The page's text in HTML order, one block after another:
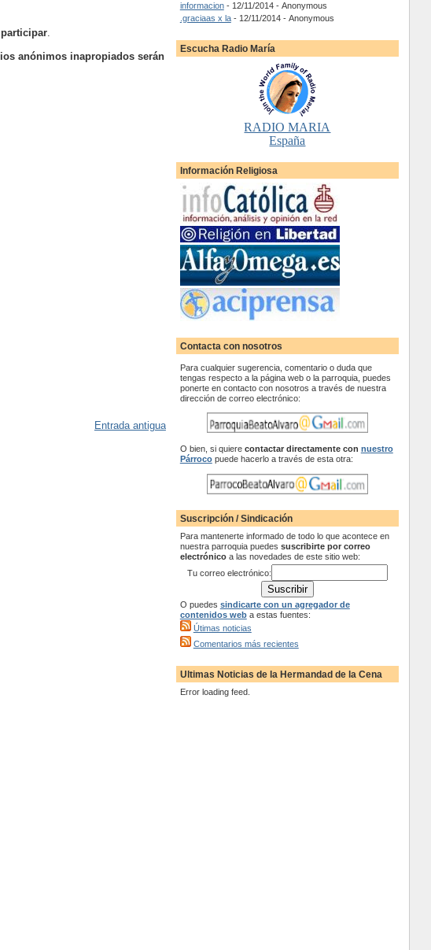
.
anónimos inapropiados serán
Entrada antigua
informacion- 12/11/2014- Anonymous
.graciaas x la- 12/11/2014- Anonymous
Escucha Radio María
RADIO MARIA
España
Información Religiosa
Contacta con nosotros
Para cualquier sugerencia, comentario o duda que
tengas respecto a la página web o la parroquia, puedes
ponerte en contacto con nosotros a través de nuestra
dirección de correo electrónico:
O bien, si quiere contactar directamente con nuestro
Párrocopuede hacerlo a través de esta otra:
Suscripción / Sindicación
Para mantenerte informado de todo lo que acontece en
nuestra parroquia puedes suscribirte por correo
electrónicoa las novedades de este sitio web:
Tu correo electrónico:
O puedes sindicarte con un agregador de
contenidos weba estas fuentes:
Útimas noticias
Comentarios más recientes
Ultimas Noticias de la Hermandad de la Cena
Error loading feed.